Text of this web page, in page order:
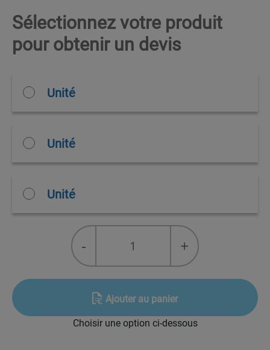
Sélectionnez votre produit
pour obtenir un devis
Unité
Unité
Unité
- +
Ajouter au panier
Choisir une option ci-dessous